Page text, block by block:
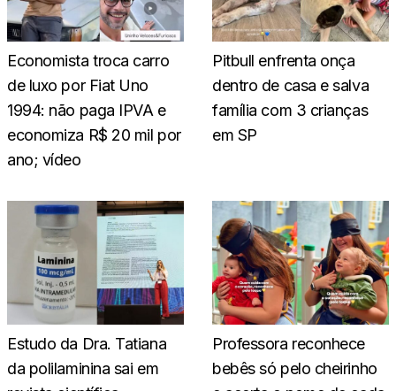
Economista troca carro
de luxo por Fiat Uno
1994: não paga IPVA e
economiza R$ 20 mil por
ano; vídeo
Pitbull enfrenta onça
dentro de casa e salva
família com 3 crianças
em SP
Estudo da Dra. Tatiana
da polilaminina sai em
Professora reconhece
bebês só pelo cheirinho